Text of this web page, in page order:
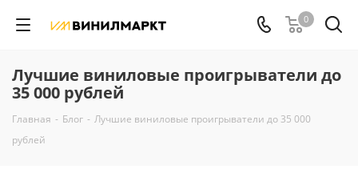
0
Лучшие виниловые проигрыватели до
35 000 рублей
Главная - Блог - Лучшие виниловые проигрыватели до 35 000
рублей